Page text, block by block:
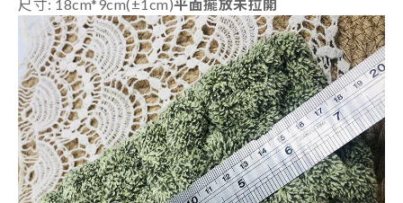
尺寸: 18cm*9cm(±1cm)平面擺放未拉開